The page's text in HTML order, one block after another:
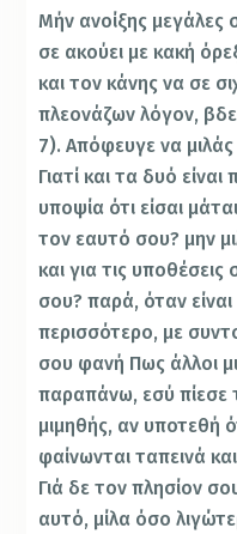
Μήν ανοίξης μεγάλες
σε ακούει με κακή
και τον κάνης να σε
πλεονάζων λόγον,
7). Απόφευγε να
Γιατί και τα δυό
υποψία ότι είσαι
τον εαυτό σου? μην
και για τις
σου? παρά, όταν
περισσότερο, με
σου φανή Πως άλλοι
παραπάνω, εσύ πίεσε
μιμηθής, αν υποτεθή
φαίνωνται ταπεινά
Γιά δε τον πλησίον
αυτό, μίλα όσο